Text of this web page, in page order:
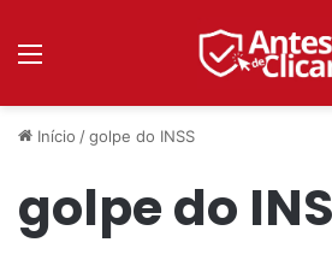
Início /golpe do INSS
golpe do